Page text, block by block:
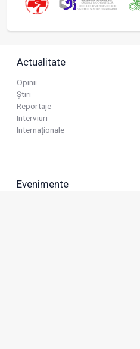
Actualitate
Opinii
Știri
Reportaje
Interviuri
Internaționale
Evenimente